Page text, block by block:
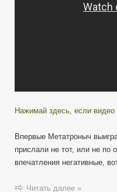
Нажимай здесь, если видео
Впервые Метатроныч
прислали не тот, или не по
впечатления негативные,
Читать далее »